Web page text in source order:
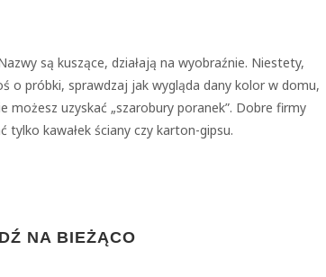
są kuszące, działają na wyobraźnie. Niestety,
o próbki, sprawdzaj jak wygląda dany kolor w domu,
możesz uzyskać „szarobury poranek”. Dobre firmy
kawałek ściany czy karton-gipsu.
NA BIEŻĄCO